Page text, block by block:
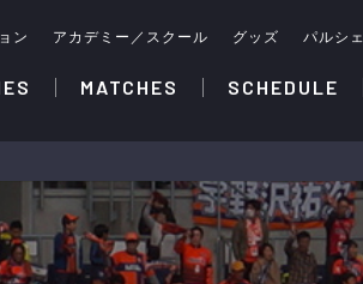
ン アカデミー／スクール グッズ パルシェ
MATCHES SCHEDULE